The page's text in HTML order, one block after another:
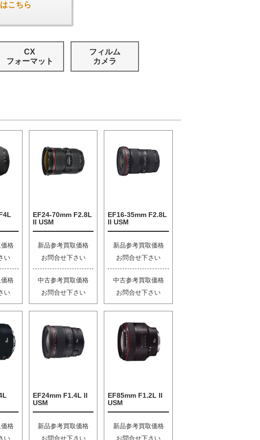
こちら
CX
フォーマット
フィルム
カメラ
格
い
格
い
EF24-70mm F2.8L
II USM
新品参考買取価格
お問合せ下さい
中古参考買取価格
お問合せ下さい
EF16-35mm F2.8L
II USM
新品参考買取価格
お問合せ下さい
中古参考買取価格
お問合せ下さい
格
い
EF24mm F1.4L II
USM
新品参考買取価格
お問合せ下さい
EF85mm F1.2L II
USM
新品参考買取価格
お問合せ下さい